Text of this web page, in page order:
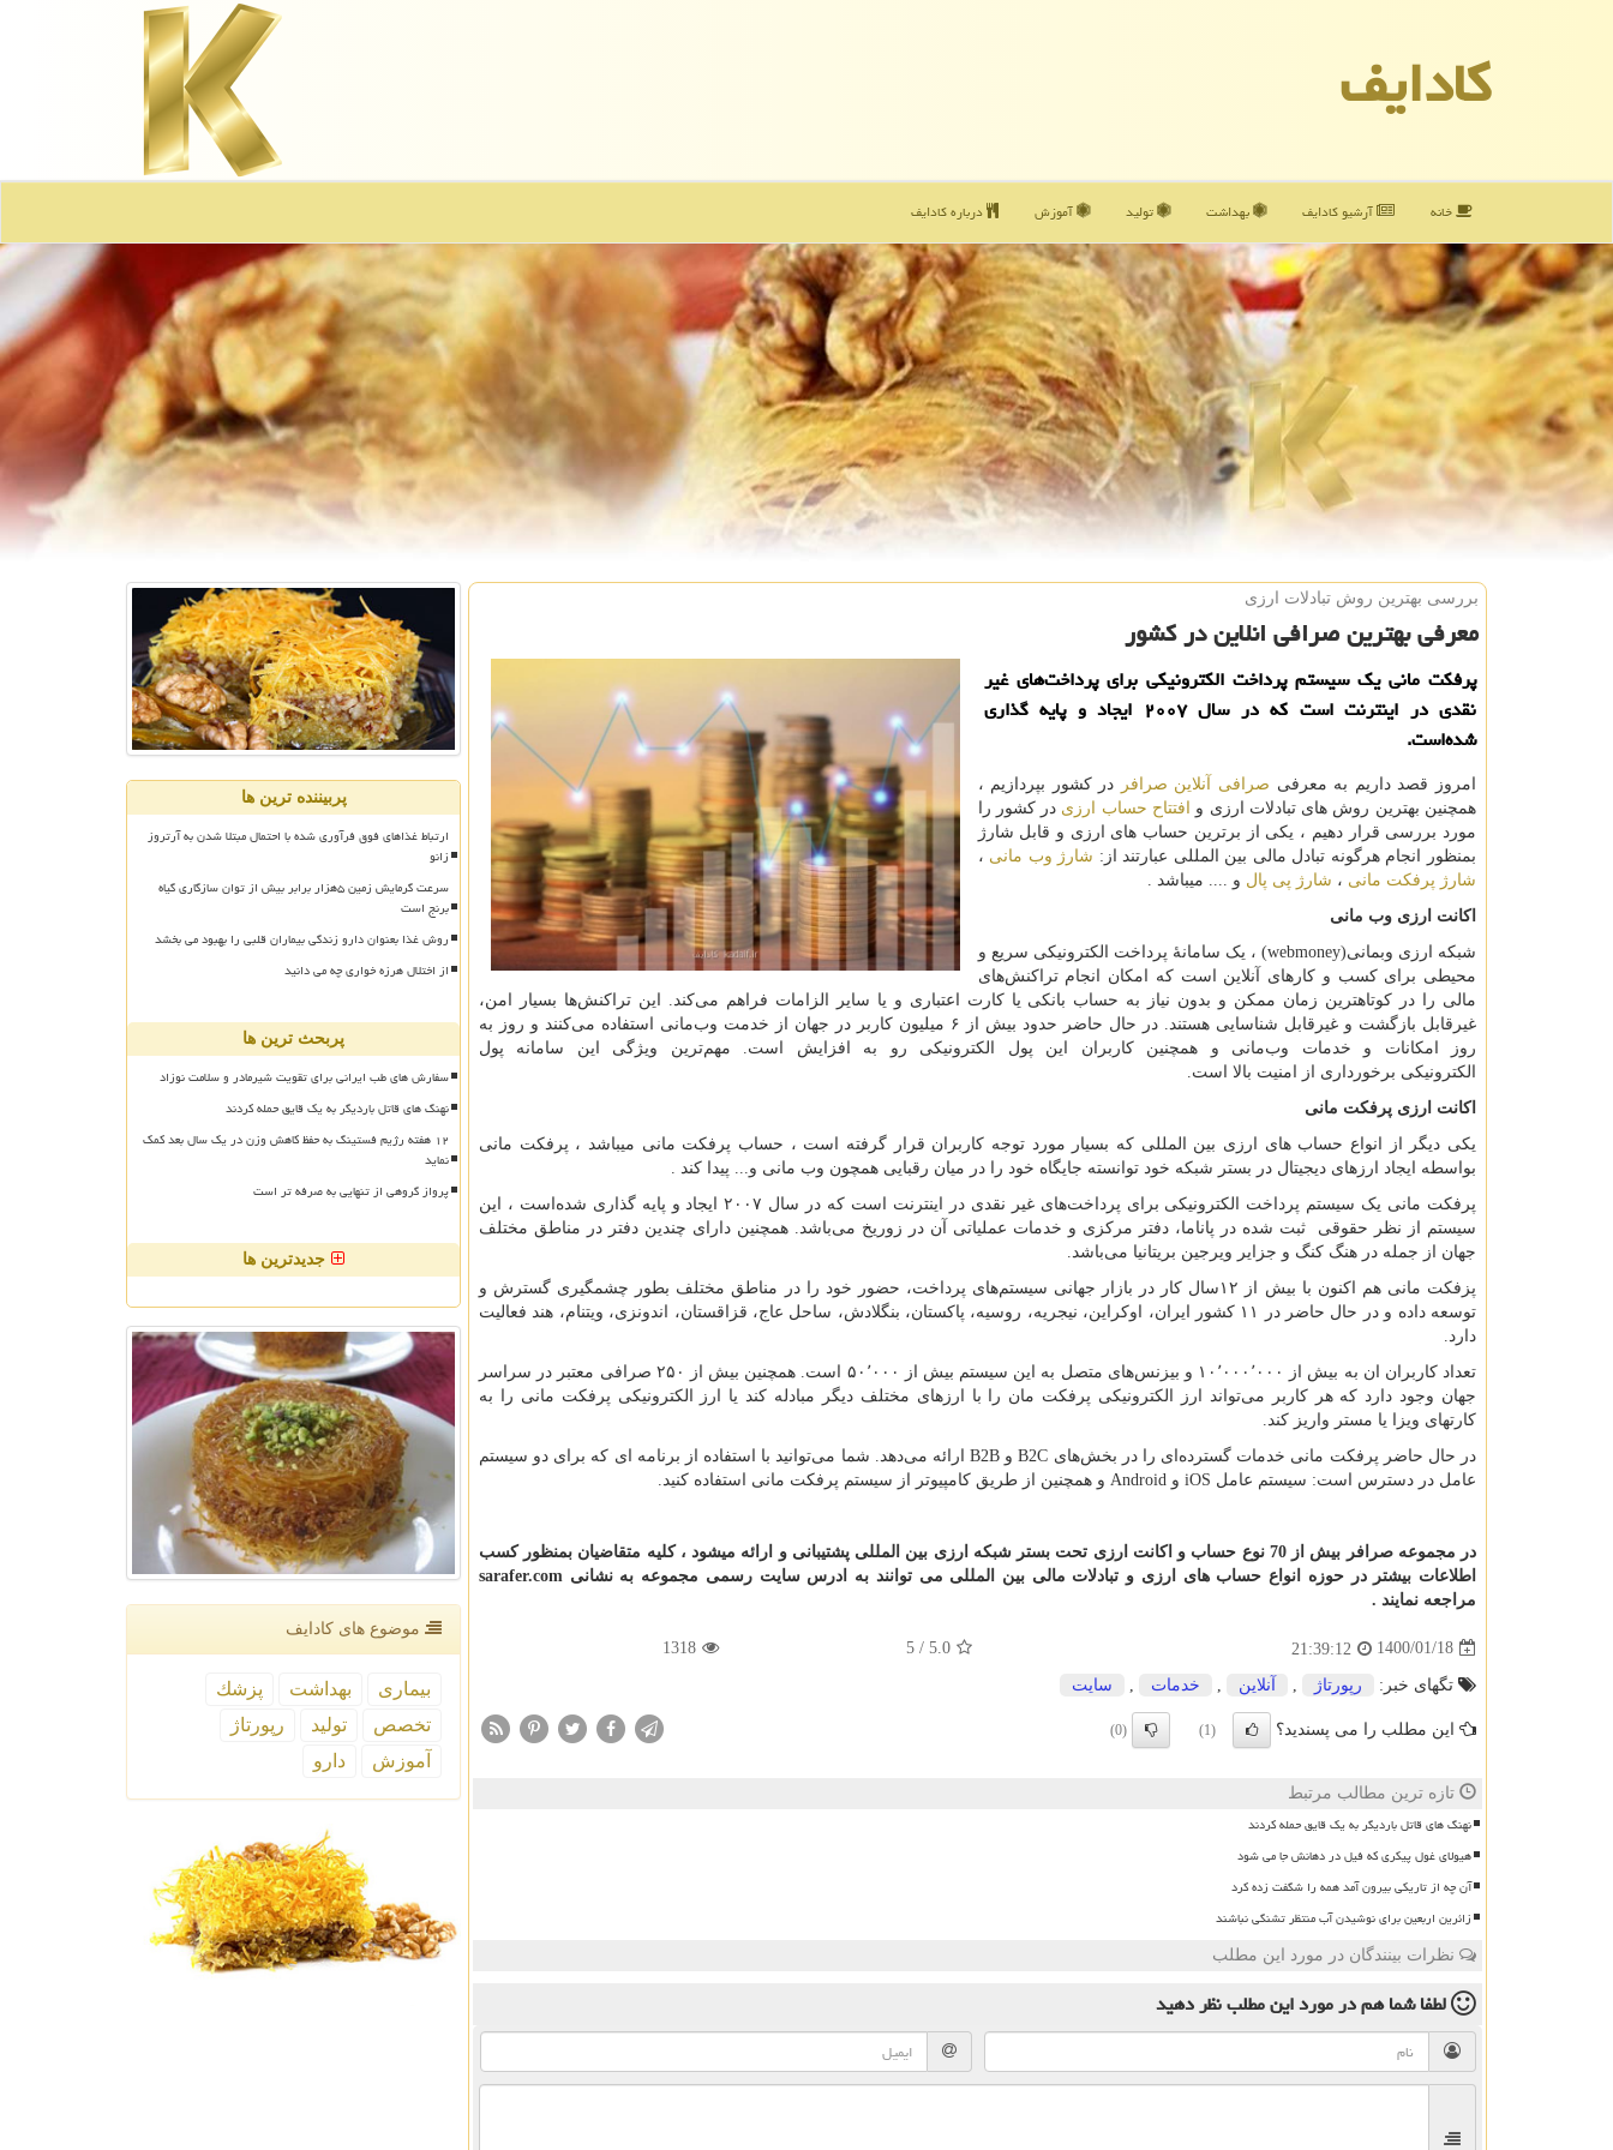
كادایف
خانه آرشیو كادایف بهداشت تولید آموزش درباره كادایف
بررسی بهترین روش تبادلات ارزی
معرفی بهترین صرافی انلاین در كشور
پرفكت مانی یك سیستم پرداخت الكترونیكی برای پرداخت‌های غیر
نقدی در اینترنت است كه در سال ۲۰۰۷ ایجاد و پایه گذاری
شده‌است.
امروز قصد داریم به معرفی صرافی آنلاین صرافر
در کشور بپردازیم ،
همچنین بهترین روش های تبادلات ارزی و
افتتاح حساب ارزی در کشور را
مورد بررسی قرار دهیم ، یکی از برترین حساب های ارزی و قابل شارژ
بمنظور انجام هرگونه تبادل مالی بین المللی عبارتند از: شارژ وب مانی ،
شارژ پرفکت مانی ، شارژ پی پال و .... میباشد .
اکانت ارزی وب مانی
شبکه ارزی وبمانی(webmoney) ، یک سامانهٔ پرداخت الکترونیکی سریع و
محیطی برای کسب و کارهای آنلاین است که امکان انجام تراکنش‌های
مالی را در کوتاهترین زمان ممکن و بدون نیاز به حساب بانکی یا کارت اعتباری و یا سایر الزامات فراهم می‌کند. این تراکنش‌ها بسیار امن،
غیرقابل بازگشت و غیرقابل شناسایی هستند. در حال حاضر حدود بیش از ۶ میلیون کاربر در جهان از خدمت وب‌مانی استفاده می‌کنند و روز به
روز امکانات و خدمات وب‌مانی و همچنین کاربران این پول الکترونیکی رو به افزایش است. مهم‌ترین ویژگی این سامانه پول
الکترونیکی برخورداری از امنیت بالا است.
اکانت ارزی پرفکت مانی
یکی دیگر از انواع حساب های ارزی بین المللی که بسیار مورد توجه کاربران قرار گرفته است ، حساب پرفکت مانی میباشد ، پرفکت مانی
بواسطه ایجاد ارزهای دیجیتال در بستر شبکه خود توانسته جایگاه خود را در میان رقبایی همچون وب مانی و... پیدا کند .
پرفکت مانی یک سیستم پرداخت الکترونیکی برای پرداخت‌های غیر نقدی در اینترنت است که در سال ۲۰۰۷ ایجاد و پایه گذاری شده‌است ، این
سیستم از نظر حقوقی ثبت شده در پاناما، دفتر مرکزی و خدمات عملیاتی آن در زوریخ می‌باشد. همچنین دارای چندین دفتر در مناطق مختلف
جهان از جمله در هنگ کنگ و جزایر ویرجین بریتانیا می‌باشد.
پزفکت مانی هم اکنون با بیش از ۱۲سال کار در بازار جهانی سیستم‌های پرداخت، حضور خود را در مناطق مختلف بطور چشمگیری گسترش و
توسعه داده و در حال حاضر در ۱۱ کشور ایران، اوکراین، نیجریه، روسیه، پاکستان، بنگلادش، ساحل عاج، قزاقستان، اندونزی، ویتنام، هند فعالیت
دارد.
تعداد کاربران ان به بیش از ۱۰٬۰۰۰٬۰۰۰ و بیزنس‌های متصل به این سیستم بیش از ۵۰٬۰۰۰ است. همچنین بیش از ۲۵۰ صرافی معتبر در سراسر
جهان وجود دارد که هر کاربر می‌تواند ارز الکترونیکی پرفکت مان را با ارزهای مختلف دیگر مبادله کند یا ارز الکترونیکی پرفکت مانی را به
کارتهای ویزا یا مستر واریز کند.
در حال حاضر پرفکت مانی خدمات گسترده‌ای را در بخش‌های B2C و B2B ارائه می‌دهد. شما می‌توانید با استفاده از برنامه ای که برای دو سیستم
عامل در دسترس است: سیستم عامل iOS و Android و همچنین از طریق کامپیوتر از سیستم پرفکت مانی استفاده کنید.
در مجموعه صرافر بیش از 70 نوع حساب و اکانت ارزی تحت بستر شبکه ارزی بین المللی پشتیبانی و ارائه میشود ، کلیه متقاضیان بمنظور کسب
اطلاعات بیشتر در حوزه انواع حساب های ارزی و تبادلات مالی بین المللی می توانند به ادرس سایت رسمی مجموعه به نشانی sarafer.com
مراجعه نمایند .
1400/01/18
21:39:12
5.0
/
5
1318
تگهای خبر: رپورتاژ , آنلاین , خدمات , سایت
این مطلب را می پسندید؟ (1)
(0)
تازه ترین مطالب مرتبط
نهنگ های قاتل باردیگر به یک قایق حمله کردند
هیولای غول پیکری که فیل در دهانش جا می شود
آن چه از تاریکی بیرون آمد همه را شگفت زده کرد
زائرین اربعین برای نوشیدن آب منتظر تشنگی نباشند
نظرات بینندگان در مورد این مطلب
لطفا شما همدر مورد این مطلبنظر دهید
پربیننده ترین ها
ارتباط غذاهای فوق فرآوری شده با احتمال مبتلا شدن به آرتروز
زانو
سرعت گرمایش زمین ۵هزار برابر بیش از توان سازگاری گیاه
برنج است
روش غذا بعنوان دارو زندگی بیماران قلبی را بهبود می بخشد
از اختلال هرزه خواری چه می دانید
پربحث ترین ها
سفارش های طب ایرانی برای تقویت شیرمادر و سلامت نوزاد
نهنگ های قاتل باردیگر به یک قایق حمله کردند
۱۲ هفته رژیم فستینگ به حفظ کاهش وزن در یک سال بعد کمک
نماید
پرواز گروهی از تنهایی به صرفه تر است
جدیدترین ها
موضوع های كادایف
بیماری بهداشت
پزشك
تخصص
تولید
رپورتاژ
آموزش
دارو